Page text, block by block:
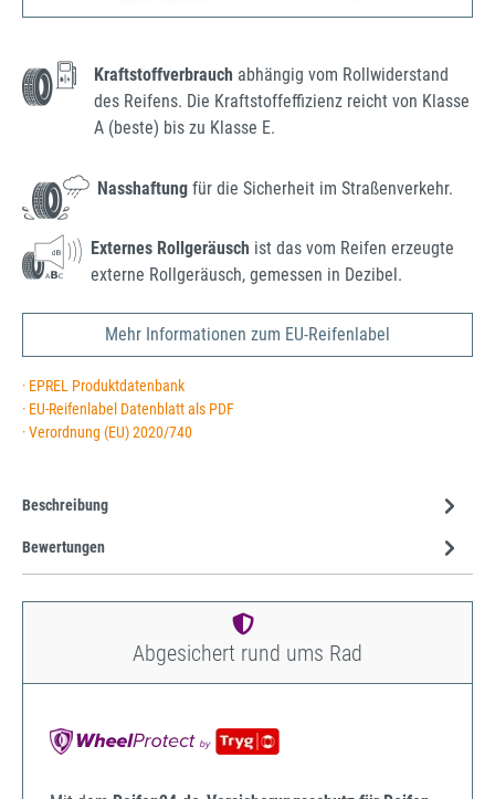
Kraftstoffverbrauch abhängig vom Rollwiderstand
des Reifens. Die Kraftstoffeffizienz reicht von Klasse
A (beste) bis zu Klasse E.
Nasshaftung für die Sicherheit im Straßenverkehr.
Externes Rollgeräusch ist das vom Reifen erzeugte
externe Rollgeräusch, gemessen in Dezibel.
Mehr Informationen zum EU-Reifenlabel
· EPREL Produktdatenbank
· EU-Reifenlabel Datenblatt als PDF
· Verordnung (EU) 2020/740
Beschreibung
Bewertungen
Abgesichert rund ums Rad